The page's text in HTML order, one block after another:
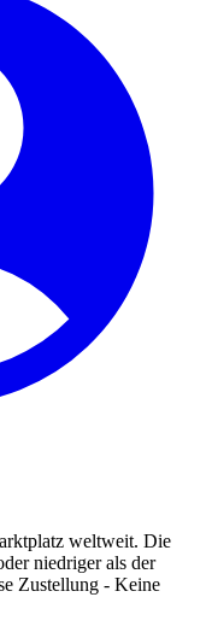
weltweit. Die
niedriger als der
Zustellung - Keine